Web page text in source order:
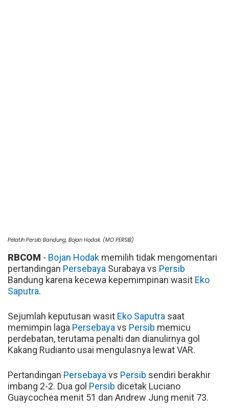
Pelatih Persib Bandung, Bojan Hodak. (MO PERSIB)
RBCOM - Bojan Hodak memilih tidak mengomentari
pertandingan Persebaya Surabaya vs Persib
Bandung karena kecewa kepemimpinan wasit Eko
Saputra.
Sejumlah keputusan wasit Eko Saputra saat
memimpin laga Persebaya vs Persib memicu
perdebatan, terutama penalti dan dianulirnya gol
Kakang Rudianto usai mengulasnya lewat VAR.
Pertandingan Persebaya vs Persib sendiri berakhir
imbang 2-2. Dua gol Persib dicetak Luciano
Guaycochea menit 51 dan Andrew Jung menit 73.